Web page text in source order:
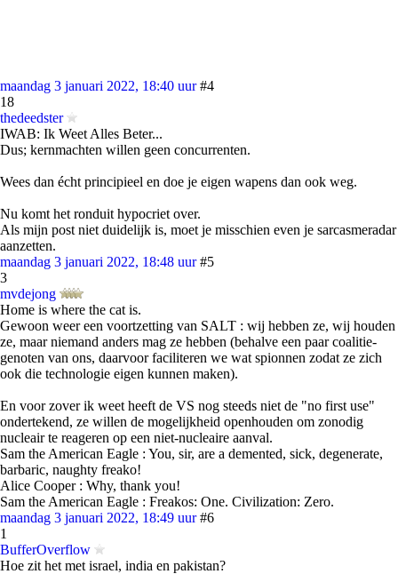
maandag 3 januari 2022, 18:40 uur #4
18
thedeedster
IWAB: Ik Weet Alles Beter...
Dus; kernmachten willen geen concurrenten.
Wees dan écht principieel en doe je eigen wapens dan ook weg.
Nu komt het ronduit hypocriet over.
Als mijn post niet duidelijk is, moet je misschien even je sarcasmeradar
aanzetten.
maandag 3 januari 2022, 18:48 uur #5
3
mvdejong
Home is where the cat is.
Gewoon weer een voortzetting van SALT : wij hebben ze, wij houden
ze, maar niemand anders mag ze hebben (behalve een paar coalitie-
genoten van ons, daarvoor faciliteren we wat spionnen zodat ze zich
ook die technologie eigen kunnen maken).
En voor zover ik weet heeft de VS nog steeds niet de "no first use"
ondertekend, ze willen de mogelijkheid openhouden om zonodig
nucleair te reageren op een niet-nucleaire aanval.
Sam the American Eagle : You, sir, are a demented, sick, degenerate,
barbaric, naughty freako!
Alice Cooper : Why, thank you!
Sam the American Eagle : Freakos: One. Civilization: Zero.
maandag 3 januari 2022, 18:49 uur #6
1
BufferOverflow
Hoe zit het met israel, india en pakistan?